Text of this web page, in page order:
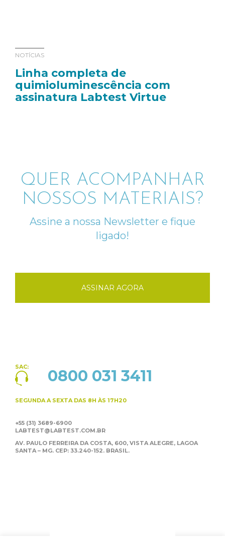
NOTÍCIAS
Linha completa de
quimioluminescência com
assinatura Labtest Virtue
QUER ACOMPANHAR
NOSSOS MATERIAIS?
Assine a nossa Newsletter e fique
ligado!
ASSINAR AGORA
SAC: 0800 031 3411
SEGUNDA A SEXTA DAS 8H ÀS 17H20
+55 (31) 3689-6900
LABTEST@LABTEST.COM.BR
AV. PAULO FERREIRA DA COSTA, 600, VISTA ALEGRE, LAGOA
SANTA – MG. CEP: 33.240-152. BRASIL.